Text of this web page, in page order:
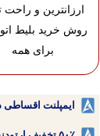
ارزانترین و راحت
روش خرید بلیط
برای همه
ایمپلنت